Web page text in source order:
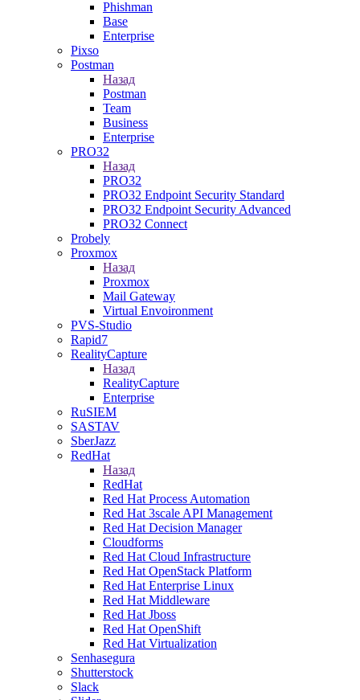
Phishman
Base
Enterprise
Pixso
Postman
Назад
Postman
Team
Business
Enterprise
PRO32
Назад
PRO32
PRO32 Endpoint Security Standard
PRO32 Endpoint Security Advanced
PRO32 Connect
Probely
Proxmox
Назад
Proxmox
Mail Gateway
Virtual Envoironment
PVS-Studio
Rapid7
RealityCapture
Назад
RealityCapture
Enterprise
RuSIEM
SASTAV
SberJazz
RedHat
Назад
RedHat
Red Hat Process Automation
Red Hat 3scale API Management
Red Hat Decision Manager
Cloudforms
Red Hat Cloud Infrastructure
Red Hat OpenStack Platform
Red Hat Enterprise Linux
Red Hat Middleware
Red Hat Jboss
Red Hat OpenShift
Red Hat Virtualization
Senhasegura
Shutterstock
Slack